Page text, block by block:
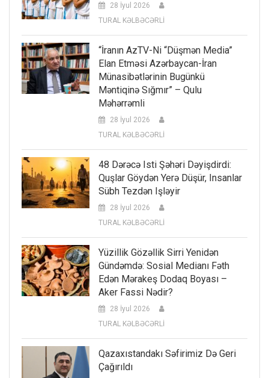
28 İyul 2026
TURAL KƏLBƏCƏRLİ
“İranın AzTV-Ni “düşmən Media”
Elan Etməsi Azərbaycan-İran
Münasibətlərinin Bugünkü
Məntiqinə Sığmır” – Qulu
Məhərrəmli
28 İyul 2026
TURAL KƏLBƏCƏRLİ
48 Dərəcə Isti Şəhəri Dəyişdirdi:
Quşlar Göydən Yerə Düşür, Insanlar
Sübh Tezdən Işləyir
28 İyul 2026
TURAL KƏLBƏCƏRLİ
Yüzillik Gözəllik Sirri Yenidən
Gündəmdə: Sosial Medianı Fəth
Edən Mərakeş Dodaq Boyası –
Aker Fassi Nədir?
28 İyul 2026
TURAL KƏLBƏCƏRLİ
Qazaxıstandakı Səfirimiz Də Geri
Çağırıldı